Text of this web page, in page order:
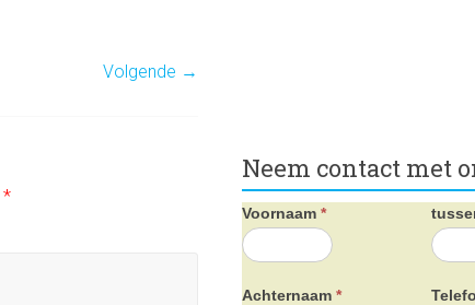
Volgende →
*
Neem contact met
Voornaam*
Achternaam*